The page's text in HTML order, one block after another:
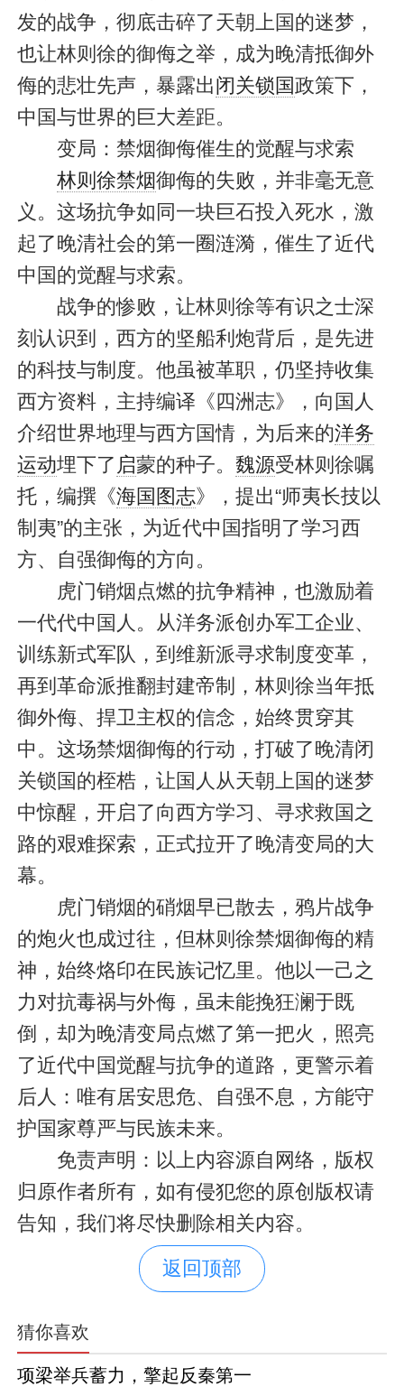
发的战争，彻底击碎了天朝上国的迷梦，
也让林则徐的御侮之举，成为晚清抵御外
侮的悲壮先声，暴露出闭关锁国政策下，
中国与世界的巨大差距。
变局：禁烟御侮催生的觉醒与求索
林则徐禁烟御侮的失败，并非毫无意
义。这场抗争如同一块巨石投入死水，激
起了晚清社会的第一圈涟漪，催生了近代
中国的觉醒与求索。
战争的惨败，让林则徐等有识之士深
刻认识到，西方的坚船利炮背后，是先进
的科技与制度。他虽被革职，仍坚持收集
西方资料，主持编译《四洲志》，向国人
介绍世界地理与西方国情，为后来的洋务
运动埋下了 启蒙的种子。 魏源受林则徐嘱
托，编撰《海国图志》，提出“师夷长技以
制夷”的主张，为近代中国指明了学习西
方、自强御侮的方向。
虎门销烟点燃的抗争精神，也激励着
一代代中国人。从洋务派创办军工企业、
训练新式军队，到维新派寻求制度变革，
再到革命派推翻封建帝制，林则徐当年抵
御外侮、捍卫主权的信念，始终贯穿其
中。这场禁烟御侮的行动，打破了晚清闭
关锁国的桎梏，让国人从天朝上国的迷梦
中惊醒，开启了向西方学习、寻求救国之
路的艰难探索，正式拉开了晚清变局的大
幕。
虎门销烟的硝烟早已散去，鸦片战争
的炮火也成过往，但林则徐禁烟御侮的精
神，始终烙印在民族记忆里。他以一己之
力对抗毒祸与外侮，虽未能挽狂澜于既
倒，却为晚清变局点燃了第一把火，照亮
了近代中国觉醒与抗争的道路，更警示着
后人：唯有居安思危、自强不息，方能守
护国家尊严与民族未来。
免责声明：以上内容源自网络，版权
归原作者所有，如有侵犯您的原创版权请
告知，我们将尽快删除相关内容。
返回顶部
猜你喜欢
项梁举兵蓄力，擎起反秦第一